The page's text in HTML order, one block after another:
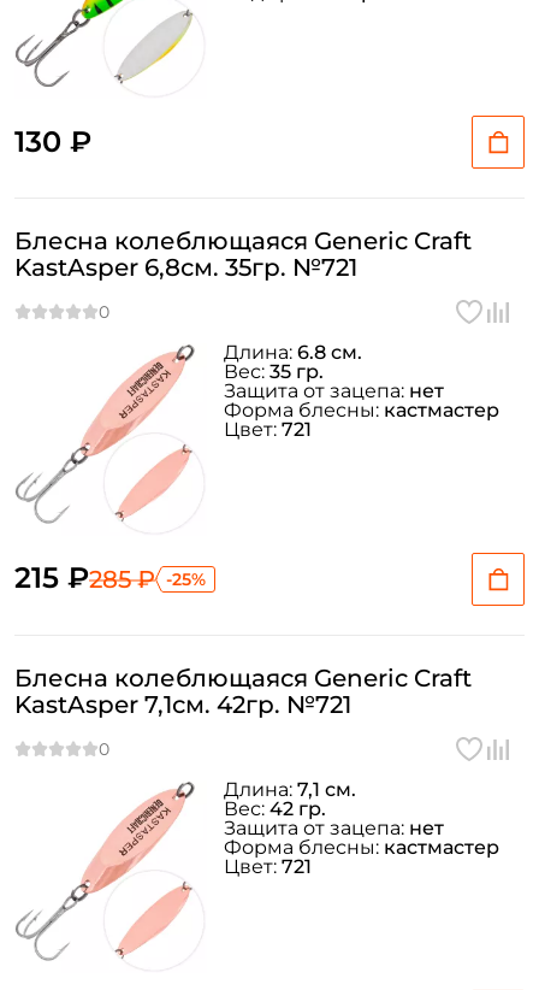
130 ₽
Блесна колеблющаяся Generic Craft
KastAsper 6,8см. 35гр. №721
215 ₽285 ₽ -25%
Длина: 6.8 см.
Вес: 35 гр.
Защита от зацепа: нет
Форма блесны: кастмастер
Цвет: 721
Блесна колеблющаяся Generic Craft
KastAsper 7,1см. 42гр. №721
Длина: 7,1 см.
Вес: 42 гр.
Защита от зацепа: нет
Форма блесны: кастмастер
Цвет: 721